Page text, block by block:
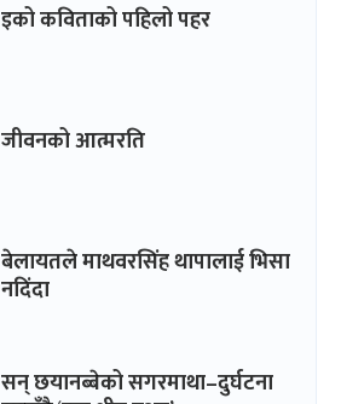
इको कविताको पहिलो पहर
जीवनको आत्मरति
बेलायतले माथवरसिंह थापालाई भिसा
नदिंदा
सन् छयानब्बेको सगरमाथा–दुर्घटना